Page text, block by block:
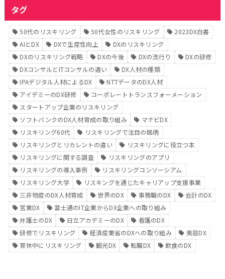
タグ
50代のリスキリング 50代女性のリスキリング
2023DX白書
AIとDX
DXで生産性向上
DXのリスキリング
DXのリスキリング戦略
DXの今後 DXの流行り
DXの研修
DXコンサルとITコンサルの違い
DX人材の種類
IPAデジタル人材によるDX
NTTデータのDX人材
アイデミーのDX研修
コーポレートトランスフォーメーション
スタートアップ企業のリスキリング
ソフトバンクのDX人材育成の取り組み
マナビDX
リスキリング60代
リスキリングで注目の銘柄
リスキリングとリカレントの違い
リスキリングに役立つ本
リスキリングに関する調査
リスキリングのアプリ
リスキリングの導入事例
リスキリングコンソーシアム
リスキリング大学
リスキングを通じたキャリアップ支援事業
三井物産のDX人材育成
世界のDX 事務職のDX
会計のDX
営業DX
富士通のIT企業からDX企業への取り組み
弁護士のDX
日立アカデミーのDX
看護のDX
研修でリスキリング
経済産業省のDXへの取り組み
美容DX
育休中にリスキリング
観光DX 転職DX 飲食のDX